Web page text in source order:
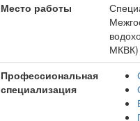
Место работы
МКВК)
Профессиональная
специализация